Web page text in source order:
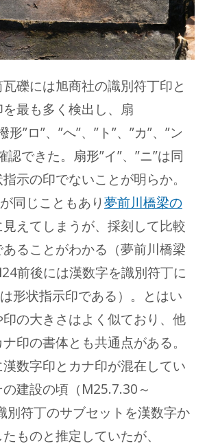
礫には旭商社の識別符丁印と
最も多く検出し、扇
形”ロ”、”へ”、”ト”、”カ”、”ン
認できた。扇形”イ”、”ニ”は同
示の印でないことが明らか。
同じこともあり夢前川橋梁の
えてしまうが、採刻して比較
ることがわかる（夢前川橋梁
前後には漢数字を識別符丁に
形状指示印である）。とはい
の大きさはよく似ており、他
印の書体とも共通点がある。
数字印とカナ印が混在してい
建設の頃（M25.7.30～
別符丁のサブセットを漢数字か
ものと推定していたが、